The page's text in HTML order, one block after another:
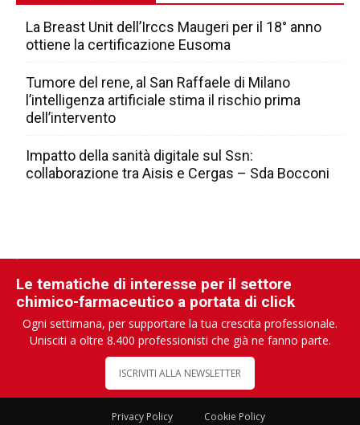
La Breast Unit dell’Irccs Maugeri per il 18° anno
ottiene la certificazione Eusoma
Tumore del rene, al San Raffaele di Milano
l’intelligenza artificiale stima il rischio prima
dell’intervento
Impatto della sanità digitale sul Ssn:
collaborazione tra Aisis e Cergas – Sda Bocconi
Le tematiche di interesse per il settore
chimico-farmaceutico a portata di click
Ogni settimana, per supportare la tua crescita professionale.
Unisciti a oltre 8.400 professionisti che già ne fanno parte.
ISCRIVITI ALLA NEWSLETTER
Privacy Policy Cookie Policy